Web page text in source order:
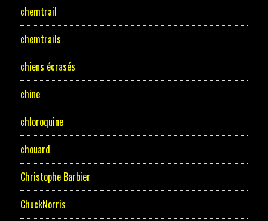
chemtrail
chemtrails
chiens écrasés
chine
chloroquine
chouard
Christophe Barbier
ChuckNorris